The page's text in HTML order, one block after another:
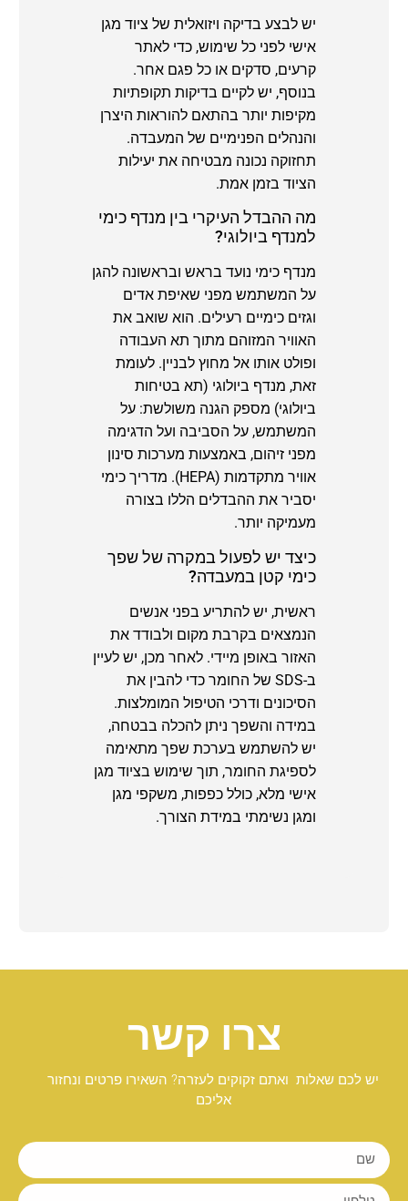
יש לבצע בדיקה ויזואלית של ציוד מגן
אישי לפני כל שימוש, כדי לאתר
קרעים, סדקים או כל פגם אחר.
בנוסף, יש לקיים בדיקות תקופתיות
מקיפות יותר בהתאם להוראות היצרן
והנהלים הפנימיים של המעבדה.
תחזוקה נכונה מבטיחה את יעילות
הציוד בזמן אמת.
מה ההבדל העיקרי בין מנדף כימי
למנדף ביולוגי?
מנדף כימי נועד בראש ובראשונה להגן
על המשתמש מפני שאיפת אדים
וגזים כימיים רעילים. הוא שואב את
האוויר המזוהם מתוך תא העבודה
ופולט אותו אל מחוץ לבניין. לעומת
זאת, מנדף ביולוגי (תא בטיחות
ביולוגי) מספק הגנה משולשת: על
המשתמש, על הסביבה ועל הדגימה
מפני זיהום, באמצעות מערכות סינון
אוויר מתקדמות (HEPA). מדריך כימי
יסביר את ההבדלים הללו בצורה
מעמיקה יותר.
כיצד יש לפעול במקרה של שפך
כימי קטן במעבדה?
ראשית, יש להתריע בפני אנשים
הנמצאים בקרבת מקום ולבודד את
האזור באופן מיידי. לאחר מכן, יש לעיין
ב-SDS של החומר כדי להבין את
הסיכונים ודרכי הטיפול המומלצות.
במידה והשפך ניתן להכלה בבטחה,
יש להשתמש בערכת שפך מתאימה
לספיגת החומר, תוך שימוש בציוד מגן
אישי מלא, כולל כפפות, משקפי מגן
ומגן נשימתי במידת הצורך.
צרו קשר
יש לכם שאלות ואתם זקוקים לעזרה? השאירו פרטים ונחזור
אליכם